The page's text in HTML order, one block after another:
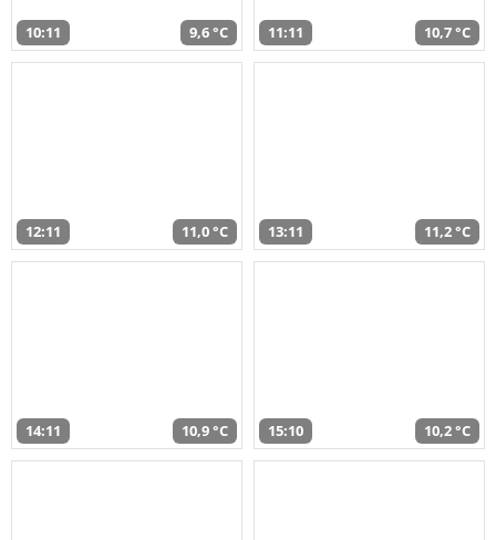
10:11 9,6 °C 11:11 10,7 °C
12:11 11,0 °C 13:11 11,2 °C
14:11 10,9 °C 15:10 10,2 °C